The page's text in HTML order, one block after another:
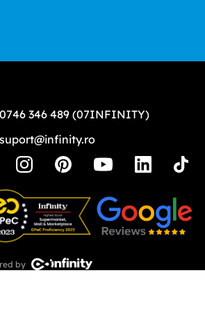
0746 346 489 (07INFINITY)
suport@infinity.ro
by